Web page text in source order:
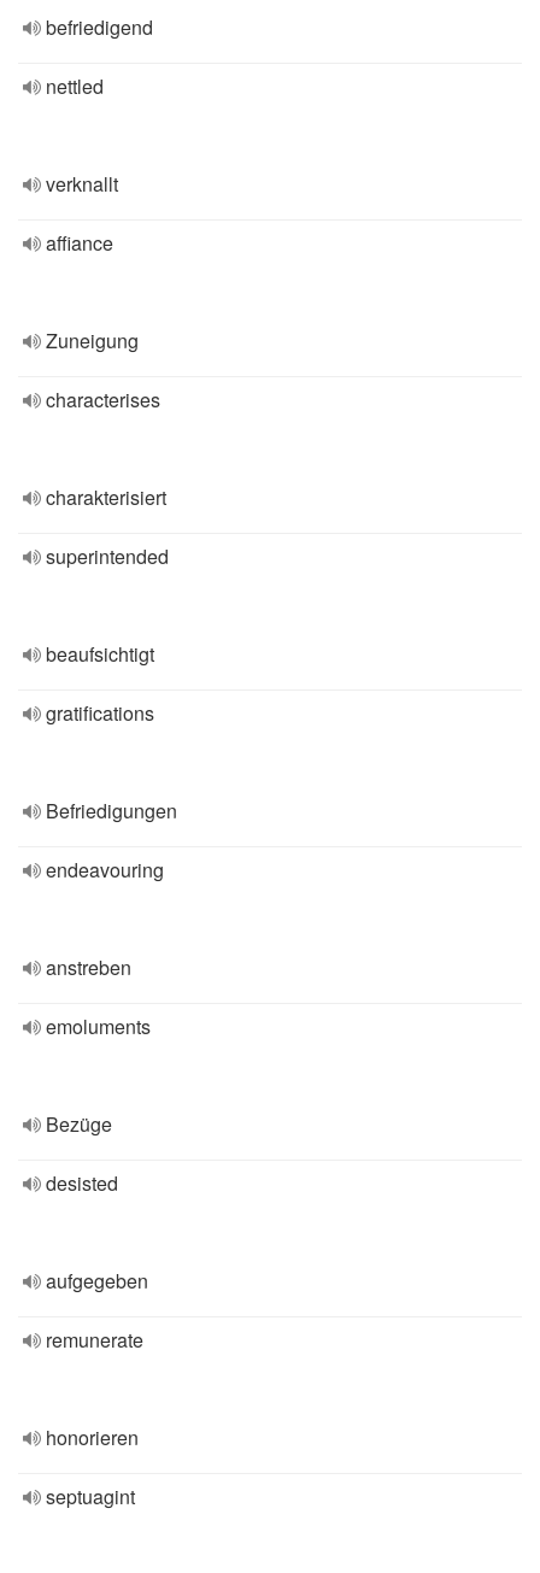
befriedigend
nettled
verknallt
affiance
Zuneigung
characterises
charakterisiert
superintended
beaufsichtigt
gratifications
Befriedigungen
endeavouring
anstreben
emoluments
Bezüge
desisted
aufgegeben
remunerate
honorieren
septuagint